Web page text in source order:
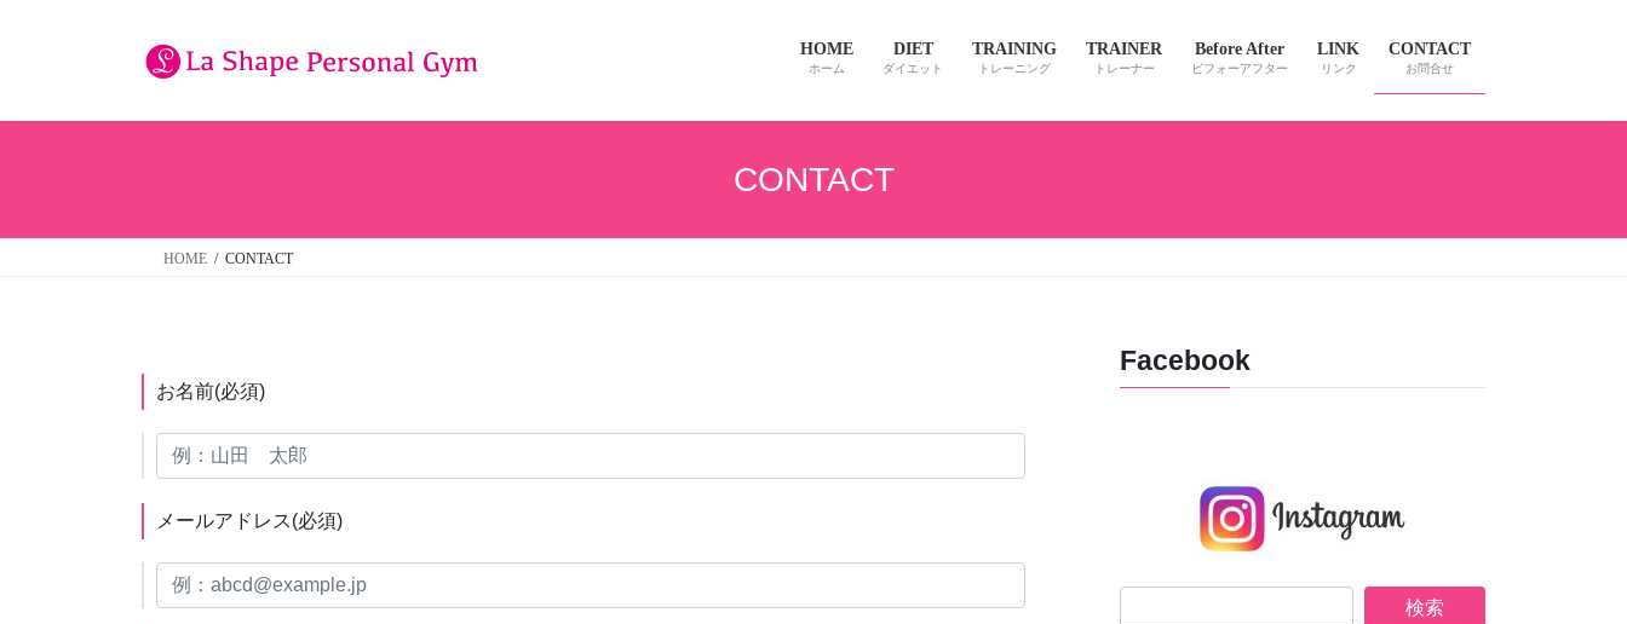
ッ
移
HOME
ホーム
DIET
ダイエット
TRAINING
トレーニング
TRAINER
トレーナー
Before After
ビフォーアフター
LINK
リンク
CONTACT
お問合せ
CONTACT
HOME CONTACT
お名前(必須)
メールアドレス(必須)
Facebook